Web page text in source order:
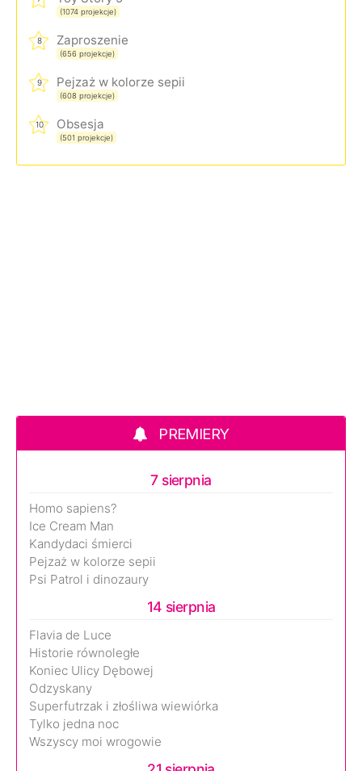
(1074 projekcje)
8 Zaproszenie
(656 projekcje)
9 Pejzaż w kolorze sepii
(608 projekcje)
10 Obsesja
(501 projekcje)
PREMIERY
7 sierpnia
Homo sapiens?
Ice Cream Man
Kandydaci śmierci
Pejzaż w kolorze sepii
Psi Patrol i dinozaury
14 sierpnia
Flavia de Luce
Historie równoległe
Koniec Ulicy Dębowej
Odzyskany
Superfutrzak i złośliwa wiewiórka
Tylko jedna noc
Wszyscy moi wrogowie